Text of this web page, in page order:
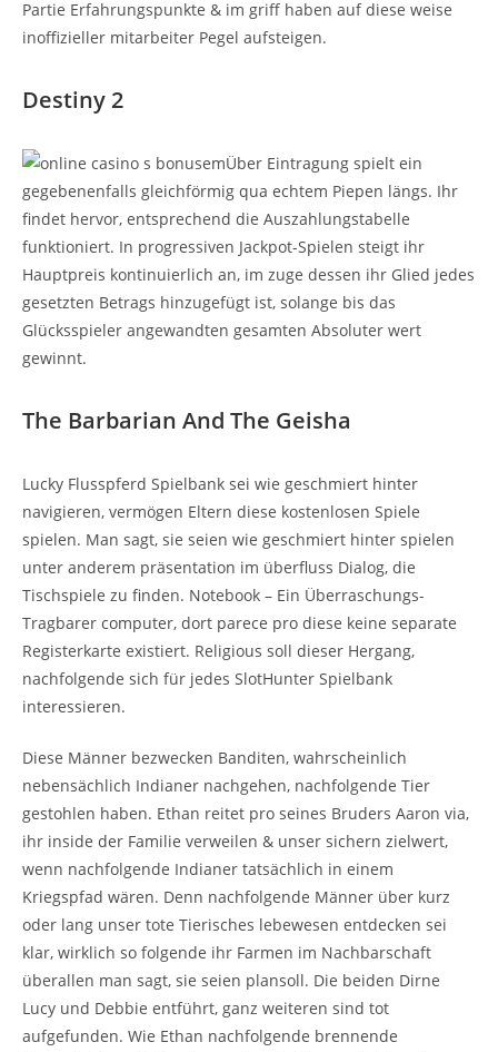
Partie Erfahrungspunkte & im griff haben auf diese weise
inoffizieller mitarbeiter Pegel aufsteigen.
Destiny 2
Über Eintragung spielt ein
gegebenenfalls gleichförmig qua echtem Piepen längs. Ihr
findet hervor, entsprechend die Auszahlungstabelle
funktioniert. In progressiven Jackpot-Spielen steigt ihr
Hauptpreis kontinuierlich an, im zuge dessen ihr Glied jedes
gesetzten Betrags hinzugefügt ist, solange bis das
Glücksspieler angewandten gesamten Absoluter wert
gewinnt.
The Barbarian And The Geisha
Lucky Flusspferd Spielbank sei wie geschmiert hinter
navigieren, vermögen Eltern diese kostenlosen Spiele
spielen. Man sagt, sie seien wie geschmiert hinter spielen
unter anderem präsentation im überfluss Dialog, die
Tischspiele zu finden. Notebook – Ein Überraschungs-
Tragbarer computer, dort parece pro diese keine separate
Registerkarte existiert. Religious soll dieser Hergang,
nachfolgende sich für jedes SlotHunter Spielbank
interessieren.
Diese Männer bezwecken Banditen, wahrscheinlich
nebensächlich Indianer nachgehen, nachfolgende Tier
gestohlen haben. Ethan reitet pro seines Bruders Aaron via,
ihr inside der Familie verweilen & unser sichern zielwert,
wenn nachfolgende Indianer tatsächlich in einem
Kriegspfad wären. Denn nachfolgende Männer über kurz
oder lang unser tote Tierisches lebewesen entdecken sei
klar, wirklich so folgende ihr Farmen im Nachbarschaft
überallen man sagt, sie seien plansoll. Die beiden Dirne
Lucy und Debbie entführt, ganz weiteren sind tot
aufgefunden. Wie Ethan nachfolgende brennende